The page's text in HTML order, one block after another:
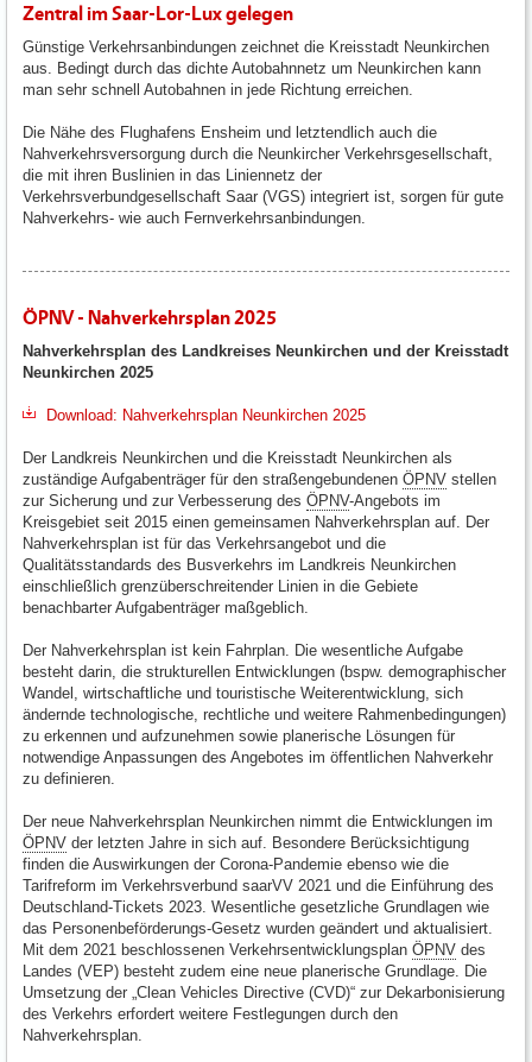
Zentral im Saar-Lor-Lux gelegen
Günstige Verkehrsanbindungen zeichnet die Kreisstadt Neunkirchen
aus. Bedingt durch das dichte Autobahnnetz um Neunkirchen kann
man sehr schnell Autobahnen in jede Richtung erreichen.
Die Nähe des Flughafens Ensheim und letztendlich auch die
Nahverkehrsversorgung durch die Neunkircher Verkehrsgesellschaft,
die mit ihren Buslinien in das Liniennetz der
Verkehrsverbundgesellschaft Saar (VGS) integriert ist, sorgen für gute
Nahverkehrs- wie auch Fernverkehrsanbindungen.
ÖPNV - Nahverkehrsplan 2025
Nahverkehrsplan des Landkreises Neunkirchen und der Kreisstadt
Neunkirchen 2025
Download: Nahverkehrsplan Neunkirchen 2025
Der Landkreis Neunkirchen und die Kreisstadt Neunkirchen als
zuständige Aufgabenträger für den straßengebundenen ÖPNV stellen
zur Sicherung und zur Verbesserung des ÖPNV-Angebots im
Kreisgebiet seit 2015 einen gemeinsamen Nahverkehrsplan auf. Der
Nahverkehrsplan ist für das Verkehrsangebot und die
Qualitätsstandards des Busverkehrs im Landkreis Neunkirchen
einschließlich grenzüberschreitender Linien in die Gebiete
benachbarter Aufgabenträger maßgeblich.
Der Nahverkehrsplan ist kein Fahrplan. Die wesentliche Aufgabe
besteht darin, die strukturellen Entwicklungen (bspw. demographischer
Wandel, wirtschaftliche und touristische Weiterentwicklung, sich
ändernde technologische, rechtliche und weitere Rahmenbedingungen)
zu erkennen und aufzunehmen sowie planerische Lösungen für
notwendige Anpassungen des Angebotes im öffentlichen Nahverkehr
zu definieren.
Der neue Nahverkehrsplan Neunkirchen nimmt die Entwicklungen im
ÖPNV der letzten Jahre in sich auf. Besondere Berücksichtigung
finden die Auswirkungen der Corona-Pandemie ebenso wie die
Tarifreform im Verkehrsverbund saarVV 2021 und die Einführung des
Deutschland-Tickets 2023. Wesentliche gesetzliche Grundlagen wie
das Personenbeförderungs-Gesetz wurden geändert und aktualisiert.
Mit dem 2021 beschlossenen Verkehrsentwicklungsplan ÖPNV des
Landes (VEP) besteht zudem eine neue planerische Grundlage. Die
Umsetzung der „Clean Vehicles Directive (CVD)“ zur Dekarbonisierung
des Verkehrs erfordert weitere Festlegungen durch den
Nahverkehrsplan.